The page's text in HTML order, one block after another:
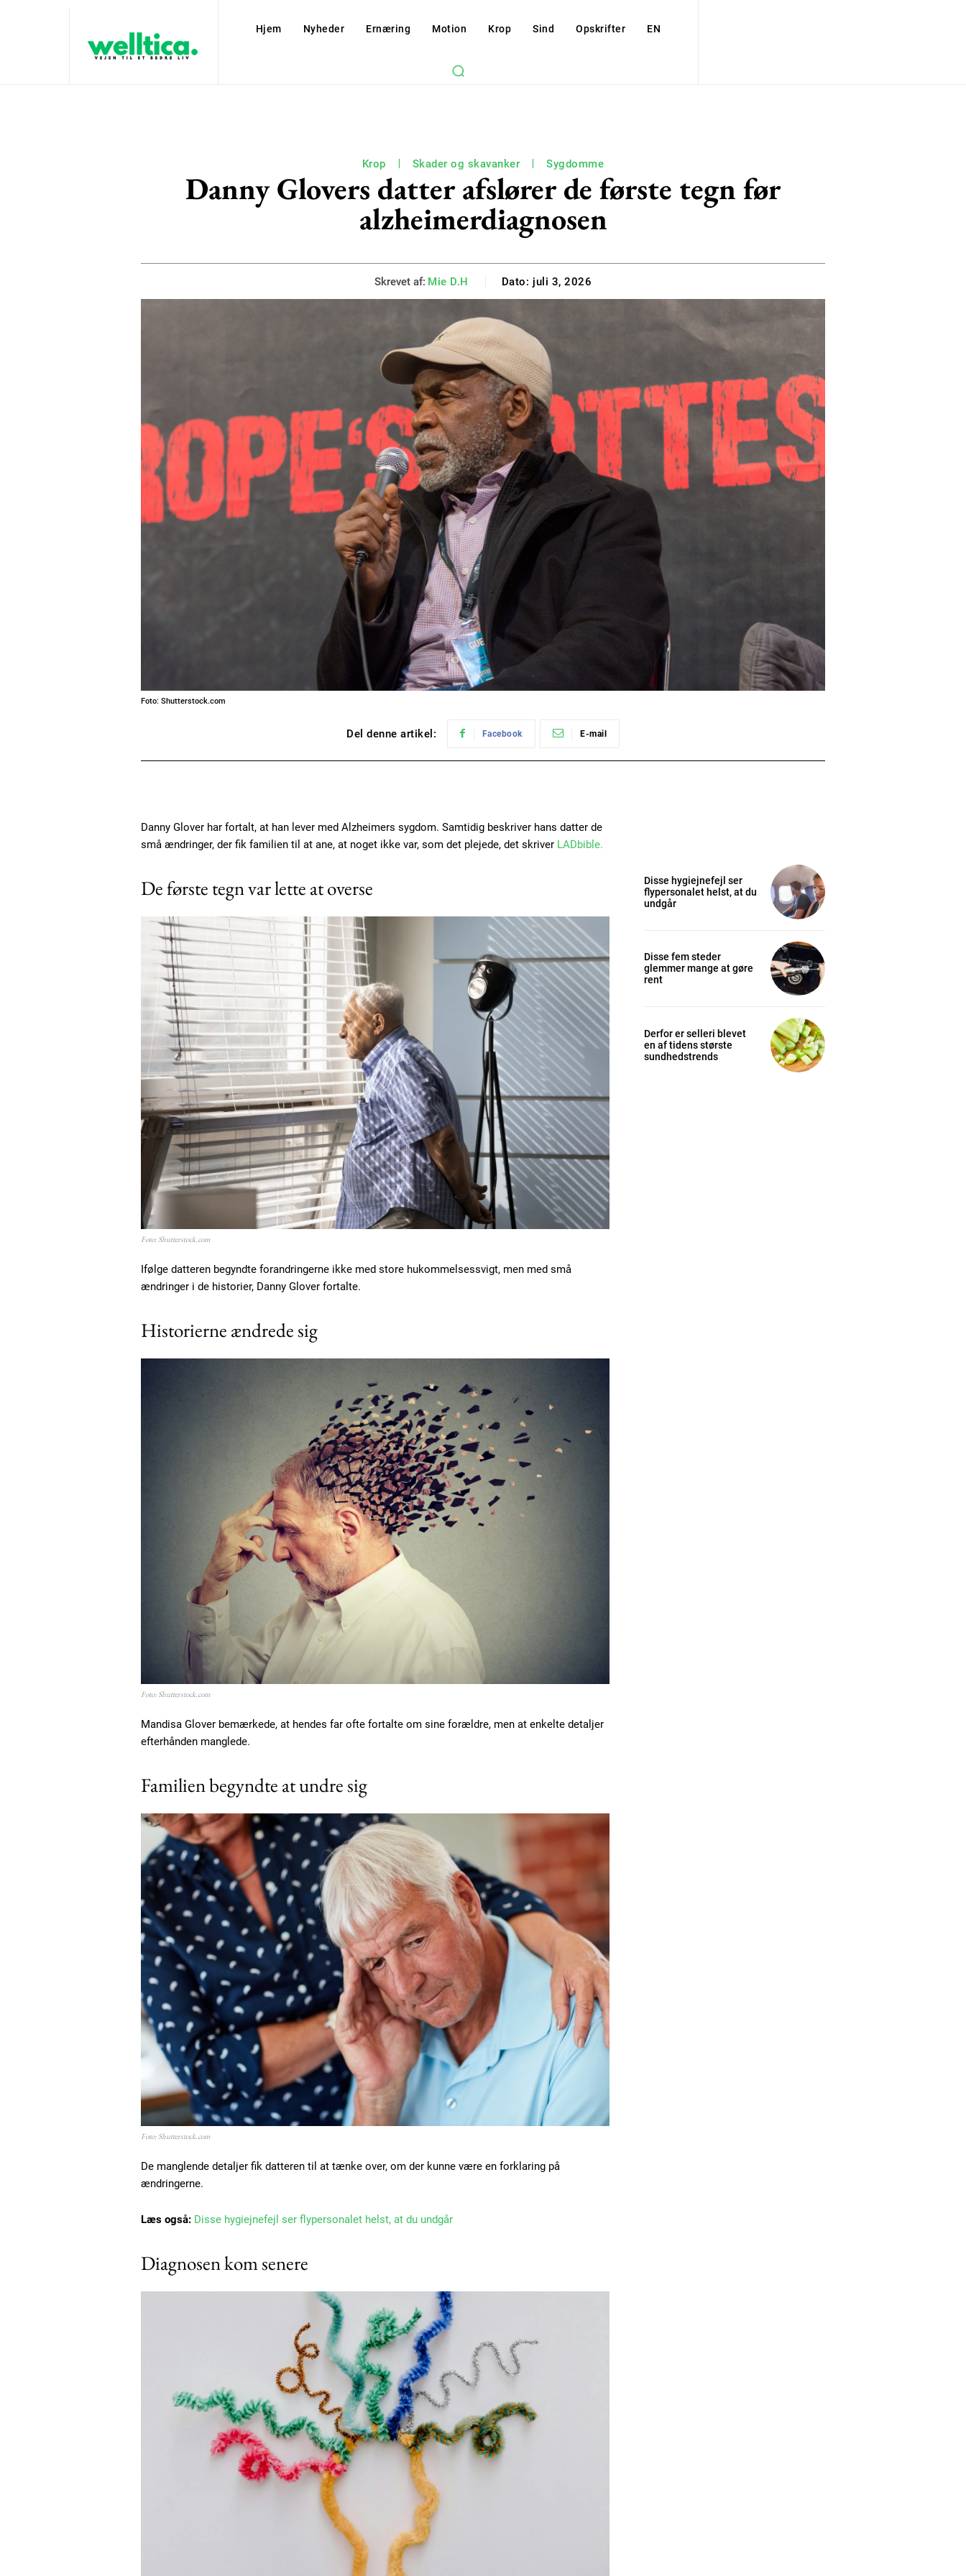
Subscription Plans
Free limited access
Gratis / forever
Etiam est nibh, lobortis sit
Praesent euismod ac
Ut mollis pellentesque tortor
Nullam eu erat condimentum
Donec quis est ac felis
Orci varius natoque dolor
Nullam eu erat condimentum
Orci varius natoque dolor
Hjem Nyheder Ernæring Motion Krop Sind Opskrifter EN
Krop Skader og skavanker Sygdomme
Danny Glovers datter afslører de første tegn før
alzheimerdiagnosen
Skrevet af: Mie D.H Dato: juli 3, 2026
Foto: Shutterstock.com
Del denne artikel: Facebook E-mail
Danny Glover har fortalt, at han lever med Alzheimers sygdom. Samtidig beskriver hans datter de
små ændringer, der fik familien til at ane, at noget ikke var, som det plejede, det skriver LADbible.
De første tegn var lette at overse
Foto: Shutterstock.com
Ifølge datteren begyndte forandringerne ikke med store hukommelsessvigt, men med små
ændringer i de historier, Danny Glover fortalte.
Historierne ændrede sig
Foto: Shutterstock.com
Mandisa Glover bemærkede, at hendes far ofte fortalte om sine forældre, men at enkelte detaljer
efterhånden manglede.
Familien begyndte at undre sig
Foto: Shutterstock.com
De manglende detaljer fik datteren til at tænke over, om der kunne være en forklaring på
ændringerne.
Læs også: Disse hygiejnefejl ser flypersonalet helst, at du undgår
Diagnosen kom senere
Disse hygiejnefejl ser
flypersonalet helst, at du
undgår
Disse fem steder
glemmer mange at gøre
rent
Derfor er selleri blevet
en af tidens største
sundhedstrends